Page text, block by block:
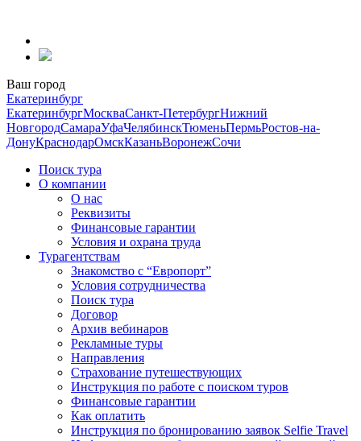
содержанию
Ваш город
Екатеринбург
ЕкатеринбургМоскваСанкт-ПетербургНижний
НовгородСамараУфаЧелябинскТюменьПермьРостов-на-
ДонуКраснодарОмскКазаньВоронежСочи
Поиск тура
О компании
О нас
Реквизиты
Финансовые гарантии
Условия и охрана труда
Турагентствам
Знакомство с “Европорт”
Условия сотрудничества
Поиск тура
Договор
Архив вебинаров
Рекламные туры
Направления
Страхование путешествующих
Инструкция по работе с поиском туров
Финансовые гарантии
Как оплатить
Инструкция по бронированию заявок Selfie Travel